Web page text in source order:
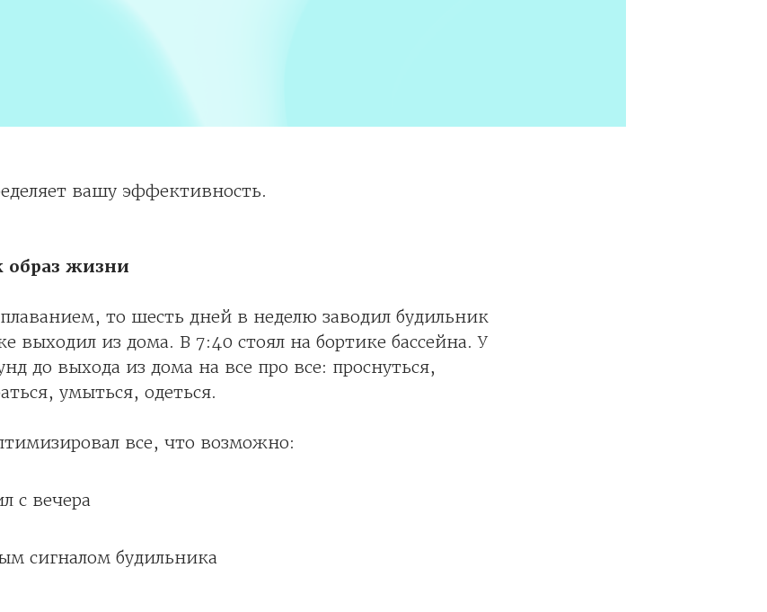
вашу эффективность.
образ жизни
то шесть дней в неделю заводил будильник
выходил из дома. В 7:40 стоял на бортике бассейна. У
до выхода из дома на все про все: проснуться,
умыться, одеться.
все, что возможно:
с вечера
сигналом будильника